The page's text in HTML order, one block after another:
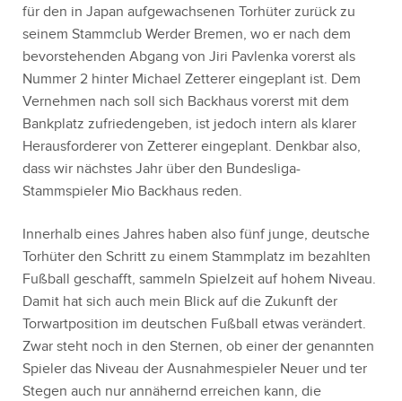
für den in Japan aufgewachsenen Torhüter zurück zu
seinem Stammclub Werder Bremen, wo er nach dem
bevorstehenden Abgang von Jiri Pavlenka vorerst als
Nummer 2 hinter Michael Zetterer eingeplant ist. Dem
Vernehmen nach soll sich Backhaus vorerst mit dem
Bankplatz zufriedengeben, ist jedoch intern als klarer
Herausforderer von Zetterer eingeplant. Denkbar also,
dass wir nächstes Jahr über den Bundesliga-
Stammspieler Mio Backhaus reden.
Innerhalb eines Jahres haben also fünf junge, deutsche
Torhüter den Schritt zu einem Stammplatz im bezahlten
Fußball geschafft, sammeln Spielzeit auf hohem Niveau.
Damit hat sich auch mein Blick auf die Zukunft der
Torwartposition im deutschen Fußball etwas verändert.
Zwar steht noch in den Sternen, ob einer der genannten
Spieler das Niveau der Ausnahmespieler Neuer und ter
Stegen auch nur annähernd erreichen kann, die